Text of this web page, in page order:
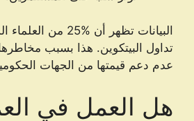
البيانات تظهر أن
تداول البيتكوين. هذا بسبب
عدم دعم قيمتها من الجهات
هل العمل في